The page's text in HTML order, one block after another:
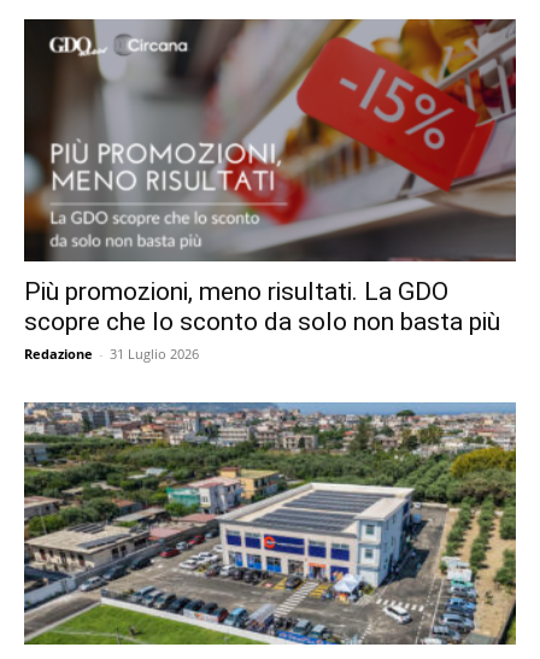
Più promozioni, meno risultati. La GDO
scopre che lo sconto da solo non basta più
Redazione - 31 Luglio 2026